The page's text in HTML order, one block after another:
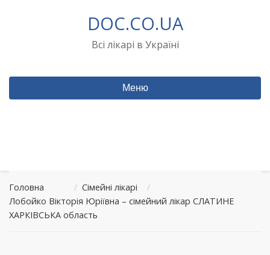
DOC.CO.UA
Всі лікарі в Україні
Меню
Головна / Сімейні лікарі
/
Лобойко Вікторія Юріївна – сімейний лікар СЛАТИНЕ
ХАРКІВСЬКА область